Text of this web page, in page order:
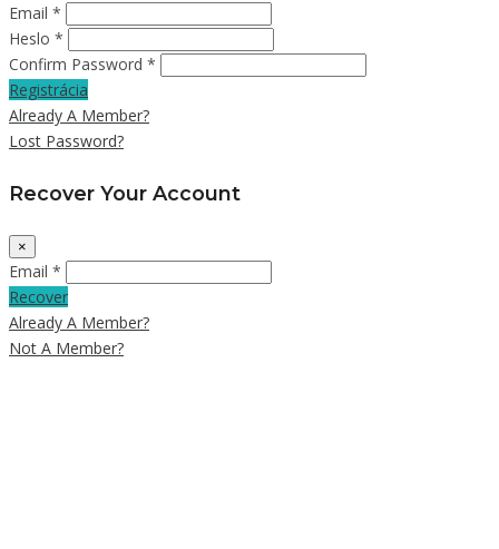
Email *
Heslo *
Confirm Password *
Registrácia
Already A Member?
Lost Password?
Recover Your Account
×
Email *
Recover
Already A Member?
Not A Member?